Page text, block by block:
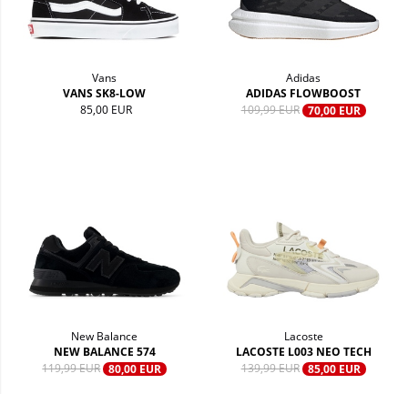
Vans
VANS SK8-LOW
85,00 EUR
Adidas
ADIDAS FLOWBOOST
109,99 EUR 70,00 EUR
New Balance
NEW BALANCE 574
119,99 EUR 80,00 EUR
Lacoste
LACOSTE L003 NEO TECH
139,99 EUR 85,00 EUR